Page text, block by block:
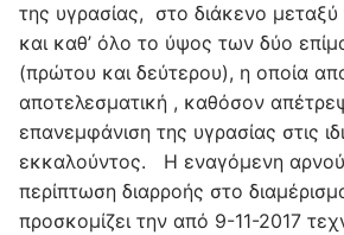
της υγρασίας, στο διάκενο
και καθ’ όλο το ύψος των δύο
(πρώτου και δεύτερου), η οποία
αποτελεσματική , καθόσον
επανεμφάνιση της υγρασίας στις
εκκαλούντος. Η εναγόμενη
περίπτωση διαρροής στο
προσκομίζει την από 9-11-2017